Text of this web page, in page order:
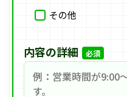
その他
内容の詳細 必須